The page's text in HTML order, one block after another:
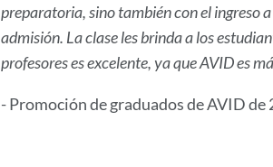
preparatoria, sino también con el ingreso
admisión. La clase les brinda a los
profesores es excelente, ya que AVID es
- Promoción de graduados de AVID de